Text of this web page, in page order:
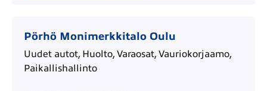
Pörhö Monimerkkitalo Oulu
Uudet autot, Huolto, Varaosat, Vauriokorjaamo,
Paikallishallinto